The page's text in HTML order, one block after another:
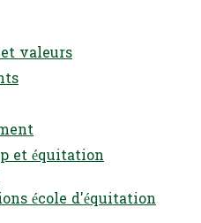
valeurs
et équitation
école d'équitation